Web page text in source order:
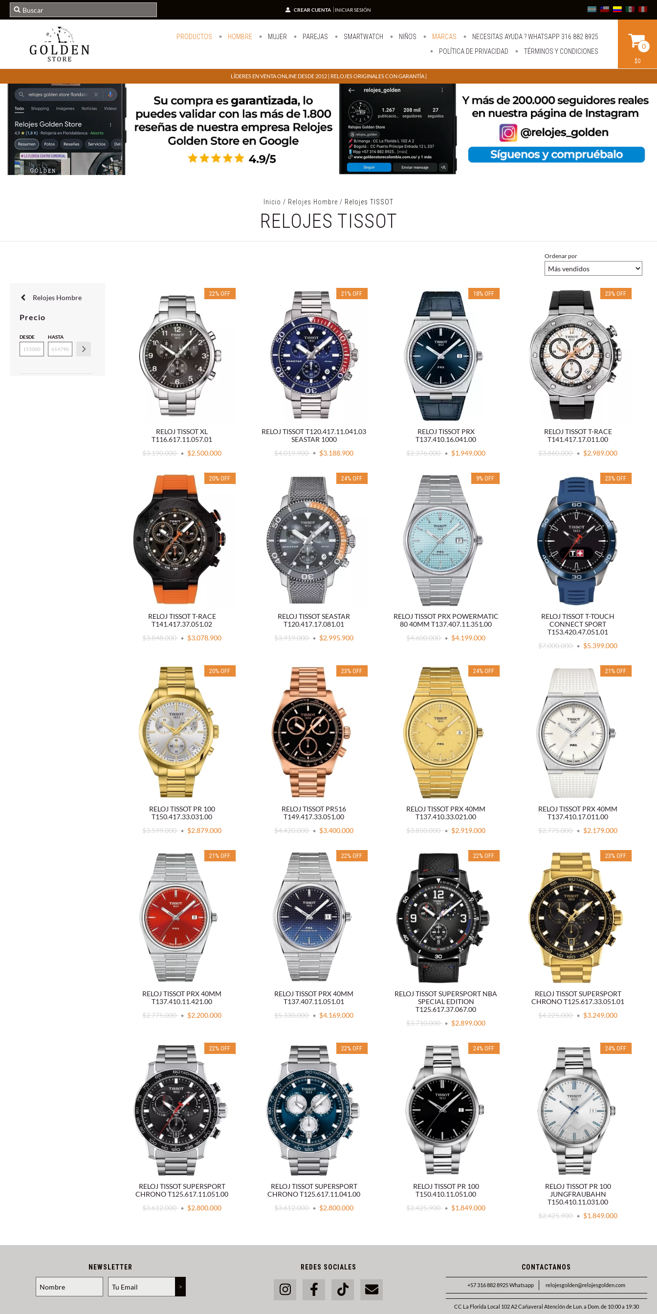
CREAR CUENTA INICIAR SESIÓN
PRODUCTOS HOMBRE MUJER PAREJAS SMARTWATCH NIÑOS MARCAS
NECESITAS AYUDA ? WHATSAPP 316 882 8925
POLÍTICA DE PRIVACIDAD
TÉRMINOS Y CONDICIONES
0
$0
LÍDERES EN VENTA ONLINE DESDE 2012 | RELOJES ORIGINALES CON GARANTÍA |
Inicio / Relojes Hombre / Relojes TISSOT
RELOJES TISSOT
Ordenar por
Relojes Hombre
Precio
DESDE HASTA
22% OFF
RELOJ TISSOT XL
T116.617.11.057.01
$3.190.000
$2.500.000
21 % OFF
RELOJ TISSOT T120.417.11.041.03
SEASTAR 1000
$4.019.900
$3.188.900
18% OFF
RELOJ TISSOT PRX
T137.410.16.041.00
$2.376.000
$1.949.000
23% OFF
RELOJ TISSOT T-RACE
T141.417.17.011.00
$3.860.000
$2.989.000
20% OFF
RELOJ TISSOT T-RACE
T141.417.37.051.02
$3.848.000
$3.078.900
24% OFF
RELOJ TISSOT SEASTAR
T120.417.17.081.01
$3.919.000
$2.995.900
9% OFF
RELOJ TISSOT PRX POWERMATIC
80 40MM T137.407.11.351.00
$4.600.000
$4.199.000
23% OFF
RELOJ TISSOT T-TOUCH
CONNECT SPORT
T153.420.47.051.01
$7.000.000
$5.399.000
20% OFF
RELOJ TISSOT PR 100
T150.417.33.031.00
$3.599.000
$2.879.000
23% OFF
RELOJ TISSOT PR516
T149.417.33.051.00
$4.420.000
$3.400.000
24% OFF
RELOJ TISSOT PRX 40MM
T137.410.33.021.00
$3.850.000
$2.919.000
21 % OFF
RELOJ TISSOT PRX 40MM
T137.410.17.011.00
$2.775.000
$2.179.000
21 % OFF
RELOJ TISSOT PRX 40MM
T137.410.11.421.00
$2.775.000
$2.200.000
22% OFF
RELOJ TISSOT PRX 40MM
T137.407.11.051.01
$5.330.000
$4.169.000
22% OFF
RELOJ TISSOT SUPERSPORT NBA
SPECIAL EDITION
T125.617.37.067.00
$3.710.000
$2.899.000
23% OFF
RELOJ TISSOT SUPERSPORT
CHRONO T125.617.33.051.01
$4.225.000
$3.249.000
22% OFF
RELOJ TISSOT SUPERSPORT
CHRONO T125.617.11.051.00
$3.612.000
$2.800.000
22% OFF
RELOJ TISSOT SUPERSPORT
CHRONO T125.617.11.041.00
$3.612.000
$2.800.000
24% OFF
RELOJ TISSOT PR 100
T150.410.11.051.00
$2.425.900
$1.849.000
24% OFF
RELOJ TISSOT PR 100
JUNGFRAUBAHN
T150.410.11.031.00
$2.425.900
$1.849.000
NEWSLETTER REDES SOCIALES CONTACTANOS
+57 316 882 8925 Whatsapp relojesgolden@relojesgolden.com
CC La Florida Local 102 A2 Cañaveral Atención de Lun. a Dom. de 10:00 a 19:30